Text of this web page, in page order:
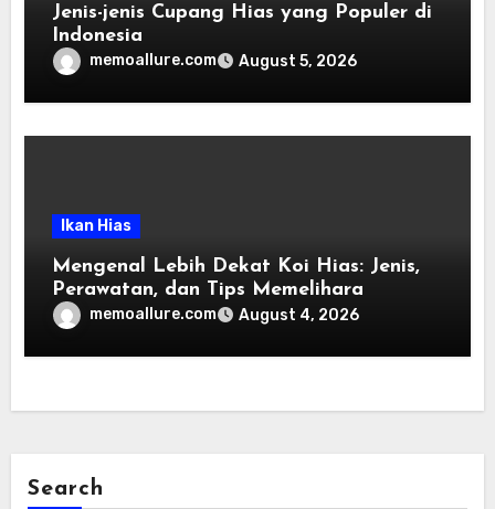
Jenis-jenis Cupang Hias yang Populer di
Indonesia
memoallure.com August 5, 2026
Ikan Hias
Mengenal Lebih Dekat Koi Hias: Jenis,
Perawatan, dan Tips Memelihara
memoallure.com August 4, 2026
Search